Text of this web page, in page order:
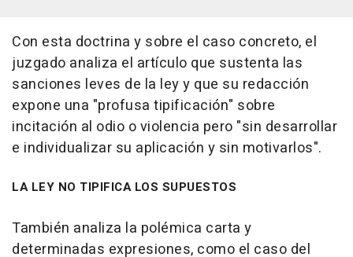
Con esta doctrina y sobre el caso concreto, el
juzgado analiza el artículo que sustenta las
sanciones leves de la ley y que su redacción
expone una "profusa tipificación" sobre
incitación al odio o violencia pero "sin desarrollar
e individualizar su aplicación y sin motivarlos".
LA LEY NO TIPIFICA LOS SUPUESTOS
También analiza la polémica carta y
determinadas expresiones, como el caso del